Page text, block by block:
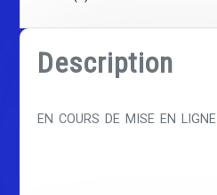
Description
EN COURS DE MISE EN LIGNE